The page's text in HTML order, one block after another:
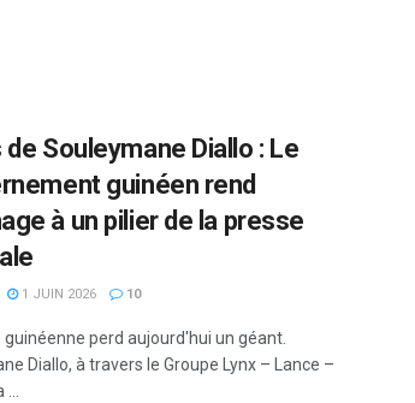
de Souleymane Diallo : Le
guinéen rend
à un pilier de la presse
1 JUIN 2026 10
guinéenne perd aujourd'hui un géant.
Diallo, à travers le Groupe Lynx – Lance –